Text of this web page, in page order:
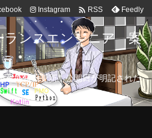
Instagram  RSS Feedly
ランスエンジニア 案
件を毎日更新！公開日が明記された